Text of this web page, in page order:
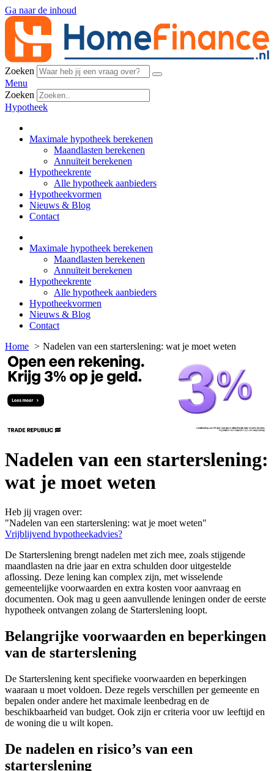
Ga naar de inhoud
Zoeken
Menu
Zoeken
Hypotheek
Maximale hypotheek berekenen
Maandlasten berekenen
Annuïteit berekenen
Hypotheekrente
Alle hypotheek aanbieders
Hypotheekvormen
Nieuws & Blog
Contact
Maximale hypotheek berekenen
Maandlasten berekenen
Annuïteit berekenen
Hypotheekrente
Alle hypotheek aanbieders
Hypotheekvormen
Nieuws & Blog
Contact
Home
Nadelen van een starterslening: wat je moet weten
Nadelen van een starterslening:
wat je moet weten
Heb jij vragen over:
"Nadelen van een starterslening: wat je moet weten"
Vrijblijvend hypotheekadvies?
De Starterslening brengt nadelen met zich mee, zoals stijgende
maandlasten na drie jaar en extra schulden door uitgestelde
aflossing. Deze lening kan complex zijn, met wisselende
gemeentelijke voorwaarden en extra kosten voor aanvraag en
documenten. Ook mag u geen aanvullende leningen onder de eerste
hypotheek ontvangen zolang de Starterslening loopt.
Belangrijke voorwaarden en beperkingen
van de starterslening
De Starterslening kent specifieke voorwaarden en beperkingen
waaraan u moet voldoen. Deze regels verschillen per gemeente en
bepalen onder andere het maximale leenbedrag en de
beschikbaarheid van budget. Ook zijn er criteria voor uw leeftijd en
de woning die u wilt kopen.
De nadelen en risico’s van een
starterslening